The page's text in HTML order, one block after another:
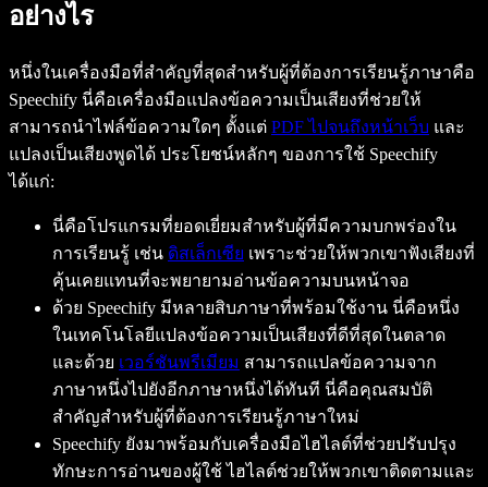
อย่างไร
หนึ่งในเครื่องมือที่สำคัญที่สุดสำหรับผู้ที่ต้องการเรียนรู้ภาษาคือ
Speechify นี่คือเครื่องมือแปลงข้อความเป็นเสียงที่ช่วยให้
สามารถนำไฟล์ข้อความใดๆ ตั้งแต่ PDF ไปจนถึงหน้าเว็บ และ
แปลงเป็นเสียงพูดได้ ประโยชน์หลักๆ ของการใช้ Speechify
ได้แก่:
นี่คือโปรแกรมที่ยอดเยี่ยมสำหรับผู้ที่มีความบกพร่องใน
การเรียนรู้ เช่น ดิสเล็กเซีย เพราะช่วยให้พวกเขาฟังเสียงที่
คุ้นเคยแทนที่จะพยายามอ่านข้อความบนหน้าจอ
ด้วย Speechify มีหลายสิบภาษาที่พร้อมใช้งาน นี่คือหนึ่ง
ในเทคโนโลยีแปลงข้อความเป็นเสียงที่ดีที่สุดในตลาด
และด้วย เวอร์ชันพรีเมียม สามารถแปลข้อความจาก
ภาษาหนึ่งไปยังอีกภาษาหนึ่งได้ทันที นี่คือคุณสมบัติ
สำคัญสำหรับผู้ที่ต้องการเรียนรู้ภาษาใหม่
Speechify ยังมาพร้อมกับเครื่องมือไฮไลต์ที่ช่วยปรับปรุง
ทักษะการอ่านของผู้ใช้ ไฮไลต์ช่วยให้พวกเขาติดตามและ